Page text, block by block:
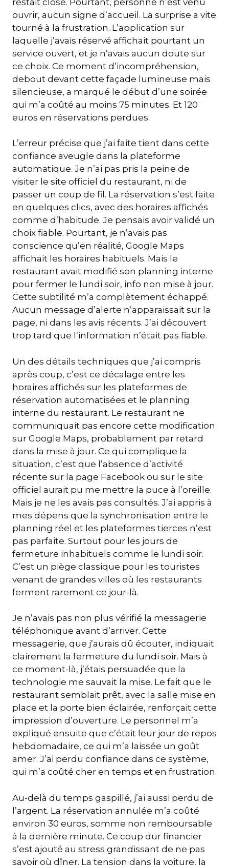
ouvrir, aucun signe d’accueil. La surprise a vite
tourné à la frustration. L’application sur
laquelle j’avais réservé affichait pourtant un
service ouvert, et je n’avais aucun doute sur
ce choix. Ce moment d’incompréhension,
debout devant cette façade lumineuse mais
silencieuse, a marqué le début d’une soirée
qui m’a coûté au moins 75 minutes. Et 120
euros en réservations perdues.
L’erreur précise que j’ai faite tient dans cette
confiance aveugle dans la plateforme
automatique. Je n’ai pas pris la peine de
visiter le site officiel du restaurant, ni de
passer un coup de fil. La réservation s’est faite
en quelques clics, avec des horaires affichés
comme d’habitude. Je pensais avoir validé un
choix fiable. Pourtant, je n’avais pas
conscience qu’en réalité, Google Maps
affichait les horaires habituels. Mais le
restaurant avait modifié son planning interne
pour fermer le lundi soir, info non mise à jour.
Cette subtilité m’a complètement échappé.
Aucun message d’alerte n’apparaissait sur la
page, ni dans les avis récents. J’ai découvert
trop tard que l’information n’était pas fiable.
Un des détails techniques que j’ai compris
après coup, c’est ce décalage entre les
horaires affichés sur les plateformes de
réservation automatisées et le planning
interne du restaurant. Le restaurant ne
communiquait pas encore cette modification
sur Google Maps, probablement par retard
dans la mise à jour. Ce qui complique la
situation, c’est que l’absence d’activité
récente sur la page Facebook ou sur le site
officiel aurait pu me mettre la puce à l’oreille.
Mais je ne les avais pas consultés. J’ai appris à
mes dépens que la synchronisation entre le
planning réel et les plateformes tierces n’est
pas parfaite. Surtout pour les jours de
fermeture inhabituels comme le lundi soir.
C’est un piège classique pour les touristes
venant de grandes villes où les restaurants
ferment rarement ce jour-là.
Je n’avais pas non plus vérifié la messagerie
téléphonique avant d’arriver. Cette
messagerie, que j’aurais dû écouter, indiquait
clairement la fermeture du lundi soir. Mais à
ce moment-là, j’étais persuadée que la
technologie me sauvait la mise. Le fait que le
restaurant semblait prêt, avec la salle mise en
place et la porte bien éclairée, renforçait cette
impression d’ouverture. Le personnel m’a
expliqué ensuite que c’était leur jour de repos
hebdomadaire, ce qui m’a laissée un goût
amer. J’ai perdu confiance dans ce système,
qui m’a coûté cher en temps et en frustration.
Au-delà du temps gaspillé, j’ai aussi perdu de
l’argent. La réservation annulée m’a coûté
environ 30 euros, somme non remboursable
à la dernière minute. Ce coup dur financier
s’est ajouté au stress grandissant de ne pas
savoir où dîner. La tension dans la voiture, la